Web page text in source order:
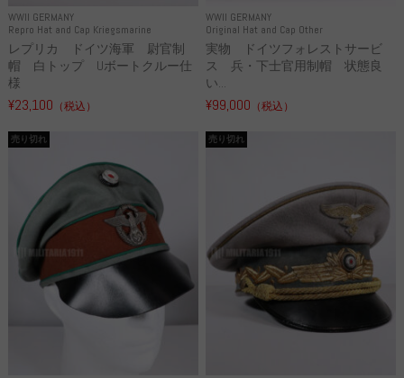
WWII GERMANY
Repro Hat and Cap Kriegsmarine
レプリカ ドイツ海軍 尉官制
帽 白トップ Uボートクルー仕
様
¥23,100 （税込）
WWII GERMANY
Original Hat and Cap Other
実物 ドイツフォレストサービ
ス 兵・下士官用制帽 状態良
い...
¥99,000 （税込）
売り切れ 売り切れ